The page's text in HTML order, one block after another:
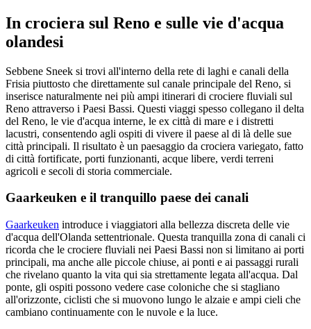
In crociera sul Reno e sulle vie d'acqua
olandesi
Sebbene Sneek si trovi all'interno della rete di laghi e canali della
Frisia piuttosto che direttamente sul canale principale del Reno, si
inserisce naturalmente nei più ampi itinerari di crociere fluviali sul
Reno attraverso i Paesi Bassi. Questi viaggi spesso collegano il delta
del Reno, le vie d'acqua interne, le ex città di mare e i distretti
lacustri, consentendo agli ospiti di vivere il paese al di là delle sue
città principali. Il risultato è un paesaggio da crociera variegato, fatto
di città fortificate, porti funzionanti, acque libere, verdi terreni
agricoli e secoli di storia commerciale.
Gaarkeuken e il tranquillo paese dei canali
Gaarkeuken introduce i viaggiatori alla bellezza discreta delle vie
d'acqua dell'Olanda settentrionale. Questa tranquilla zona di canali ci
ricorda che le crociere fluviali nei Paesi Bassi non si limitano ai porti
principali, ma anche alle piccole chiuse, ai ponti e ai passaggi rurali
che rivelano quanto la vita qui sia strettamente legata all'acqua. Dal
ponte, gli ospiti possono vedere case coloniche che si stagliano
all'orizzonte, ciclisti che si muovono lungo le alzaie e ampi cieli che
cambiano continuamente con le nuvole e la luce.